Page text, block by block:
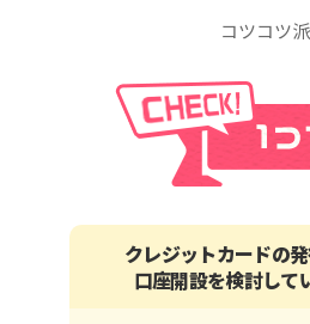
コツコツ
クレジットカードの
口座開設を検討して